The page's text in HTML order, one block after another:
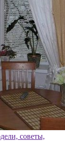
советы,